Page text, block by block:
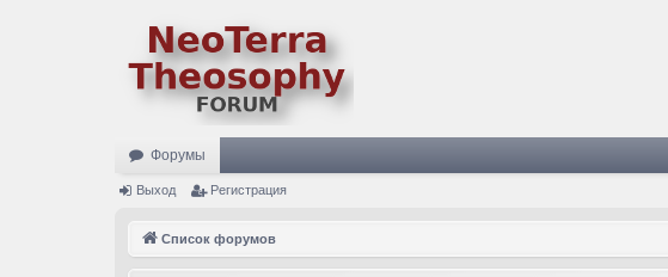
Форумы
Выход Регистрация
Список форумов